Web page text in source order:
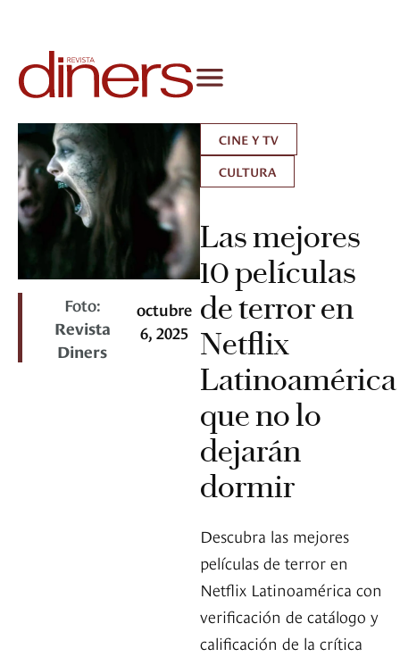
Foto:
Revista
Diners
octubre
6, 2025
CINE Y TV
CULTURA
Las mejores
10 películas
de terror en
Netflix
Latinoamérica
que no lo
dejarán
dormir
Descubra las mejores
películas de terror en
Netflix Latinoamérica con
verificación de catálogo y
calificación de la crítica